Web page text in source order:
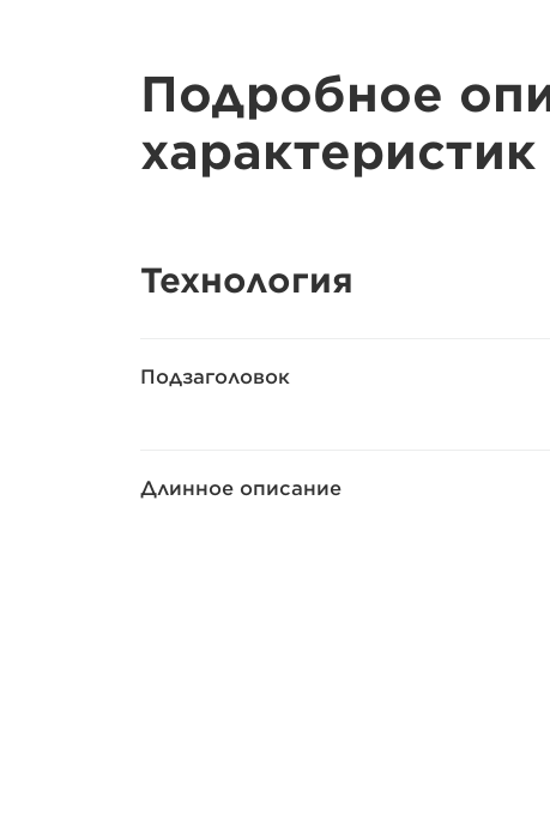
Подробное
характеристик
Технология
Подзаголовок
Длинное описание